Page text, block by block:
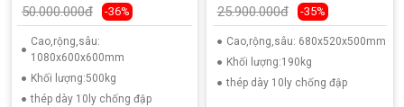
50.000.000đ -36%
Cao,rộng,sâu:
1080x600x600mm
Khối lượng:500kg
thép dày 10ly chống đập
25.900.000đ -35%
Cao,rộng,sâu: 680x520x500mm
Khối lượng:190kg
thép dày 10ly chống đập